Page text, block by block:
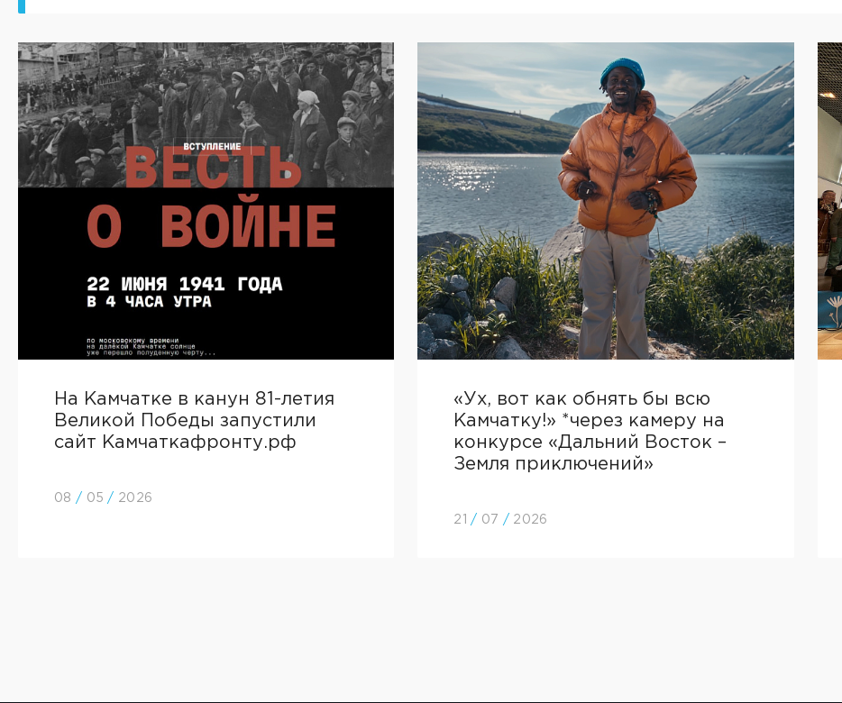
На Камчатке в канун 81-летия
Великой Победы запустили
сайт Камчаткафронту.рф
08 / 05 / 2026
«Ух, вот как обнять бы всю
Камчатку!» *через камеру на
конкурсе «Дальний Восток –
Земля приключений»
21 / 07 / 2026